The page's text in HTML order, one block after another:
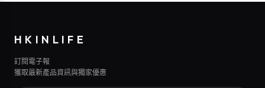
HKINLIFE
訂閱電子報
獲取最新產品資訊與獨家優惠